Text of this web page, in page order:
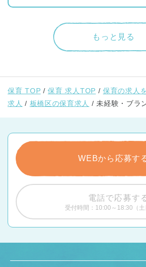
もっと見る
保育 TOP 保育 求人TOP 保育の求人
求人
板橋区の保育求人 未経験・ブラ
WEBから応募す
電話で応募す
受付時間：10:00～18:30（土